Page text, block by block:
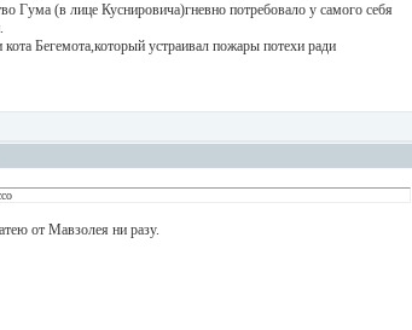
Гума (в лице Куснировича)гневно потребовало у самого себя
Бегемота,который устраивал пожары потехи ради
от Мавзолея ни разу.